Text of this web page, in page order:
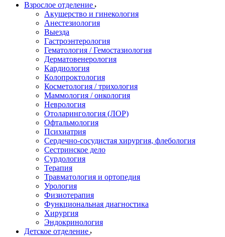
Взрослое отделение
Акушерство и гинекология
Анестезиология
Выезда
Гастроэнтерология
Гематология / Гемостазиология
Дерматовенерология
Кардиология
Колопроктология
Косметология / трихология
Маммология / онкология
Неврология
Отоларингология (ЛОР)
Офтальмология
Психиатрия
Сердечно-сосудистая хирургия, флебология
Сестринское дело
Сурдология
Терапия
Травматология и ортопедия
Урология
Физиотерапия
Функциональная диагностика
Хирургия
Эндокринология
Детское отделение